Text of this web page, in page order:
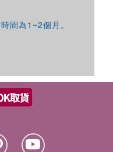
間為1~2個月。